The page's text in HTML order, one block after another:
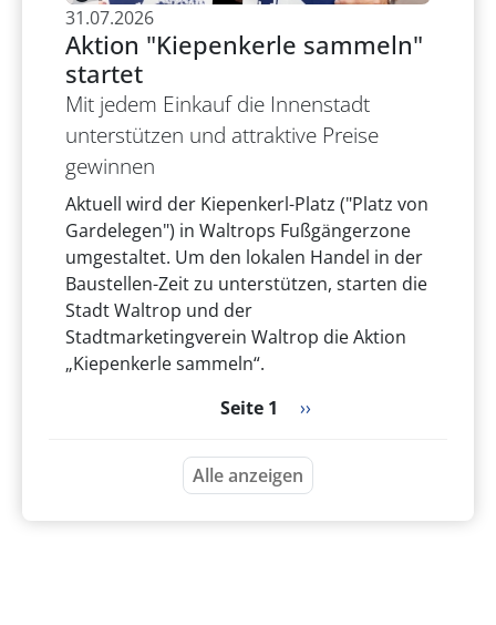
31.07.2026
Aktion "Kiepenkerle sammeln"
startet
Mit jedem Einkauf die Innenstadt
unterstützen und attraktive Preise
gewinnen
Aktuell wird der Kiepenkerl-Platz ("Platz von
Gardelegen") in Waltrops Fußgängerzone
umgestaltet. Um den lokalen Handel in der
Baustellen-Zeit zu unterstützen, starten die
Stadt Waltrop und der
Stadtmarketingverein Waltrop die Aktion
„Kiepenkerle sammeln“.
Seitennummerierung
Seite 1 Nächste Seite
››
Alle anzeigen